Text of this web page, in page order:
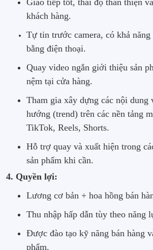
Giao tiếp tốt, thái độ thân thiện
khách hàng.
Tự tin trước camera, có khả năng
bằng điện thoại.
Quay video ngắn giới thiệu sản
nệm tại cửa hàng.
Tham gia xây dựng các nội dung
hướng (trend) trên các nền tảng
TikTok, Reels, Shorts.
Hỗ trợ quay và xuất hiện trong
sản phẩm khi cần.
4. Quyền lợi:
Lương cơ bản + hoa hồng bán
Thu nhập hấp dẫn tùy theo năng
Được đào tạo kỹ năng bán hàng
phẩm.